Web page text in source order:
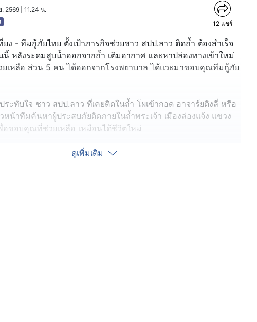
2569 | 11.24 น.
12 แชร์
ยง - ทีมกู้ภัยไทย ตั้งเป้าภารกิจช่วยชาว สปป.ลาว ติดถ้ำ ต้องสำเร็จ
นี้ หลังระดมสูบน้ำออกจากถ้ำ เติมอากาศ และหาปล่องทางเข้าใหม่
ยเหลือ ส่วน 5 คน ได้ออกจากโรงพยาบาล ได้แวะมาขอบคุณทีมกู้ภัย
ระทับใจ ชาว สปป.ลาว ที่เคยติดในถ้ำ โผเข้ากอด อาจาร์ยติงลี่ หรือ
หน้าทีมค้นหาผู้ประสบภัยติดภายในถ้ำพระเจ้า เมืองล่องแจ้ง แขวง
อขอบคุณที่ช่วยเหลือ เหมือนได้ชีวิตใหม่
คน หมออนุญาตให้ออกจากโรงพยาบาล แล้วบังเอิญมาเจอ อาจาร์
ดูเพิ่มเติม